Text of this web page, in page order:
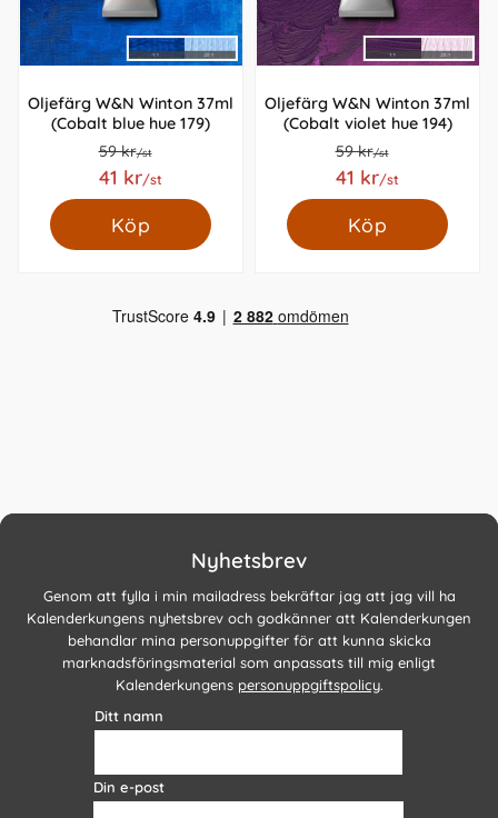
Oljefärg W&N Winton 37ml
(Cobalt blue hue 179)
59 kr/st
41 kr/st
Köp
Oljefärg W&N Winton 37ml
(Cobalt violet hue 194)
59 kr/st
41 kr/st
Köp
Nyhetsbrev
Genom att fylla i min mailadress bekräftar jag att jag vill ha
Kalenderkungens nyhetsbrev och godkänner att Kalenderkungen
behandlar mina personuppgifter för att kunna skicka
marknadsföringsmaterial som anpassats till mig enligt
Kalenderkungens personuppgiftspolicy.
Ditt namn
Din e-post